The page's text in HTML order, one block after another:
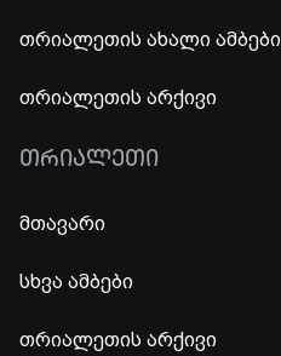
თრიალეთის ახალი ამბები
თრიალეთის არქივი
ᲗᲠᲘᲐᲚᲔᲗᲘ
მთავარი
სხვა ამბები
თრიალეთის არქივი